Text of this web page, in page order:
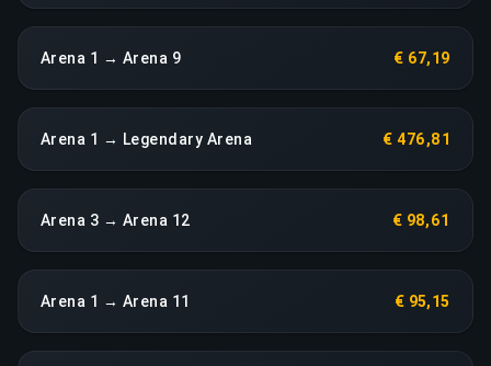
Arena 1 → Arena 9 € 67,19
Arena 1 → Legendary Arena € 476,81
Arena 3 → Arena 12 € 98,61
Arena 1 → Arena 11 € 95,15